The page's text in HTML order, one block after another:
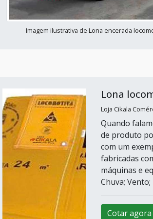
Imagem ilustrativa de Lona encerada
Lona
Loja Cikala
Quando
de produto
com um
fabricadas
máquinas e
Chuva; Vento;
Cotar agora